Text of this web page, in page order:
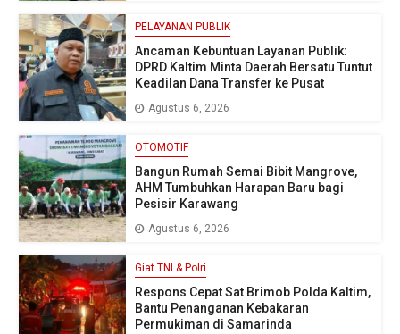
PELAYANAN PUBLIK
Ancaman Kebuntuan Layanan Publik:
DPRD Kaltim Minta Daerah Bersatu Tuntut
Keadilan Dana Transfer ke Pusat
Agustus 6, 2026
OTOMOTIF
Bangun Rumah Semai Bibit Mangrove,
AHM Tumbuhkan Harapan Baru bagi
Pesisir Karawang
Agustus 6, 2026
Giat TNI & Polri
Respons Cepat Sat Brimob Polda Kaltim,
Bantu Penanganan Kebakaran
Permukiman di Samarinda